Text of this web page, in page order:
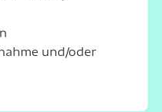
und/oder